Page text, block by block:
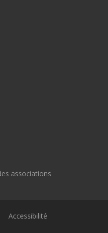
associations
Accessibilité